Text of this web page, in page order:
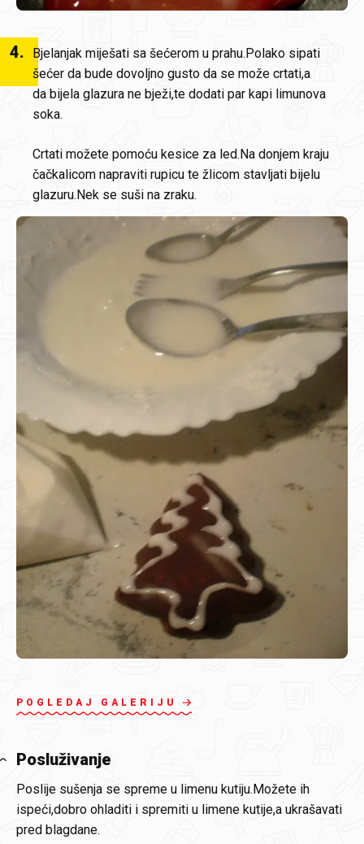
4.
Bjelanjak miješati sa šećerom u prahu.Polako sipati
šećer da bude dovoljno gusto da se može crtati,a
da bijela glazura ne bježi,te dodati par kapi limunova
soka.
Crtati možete pomoću kesice za led.Na donjem kraju
čačkalicom napraviti rupicu te žlicom stavljati bijelu
glazuru.Nek se suši na zraku.
POGLEDAJ GALERIJU
Posluživanje
Poslije sušenja se spreme u limenu kutiju.Možete ih
ispeći,dobro ohladiti i spremiti u limene kutije,a ukrašavati
pred blagdane.